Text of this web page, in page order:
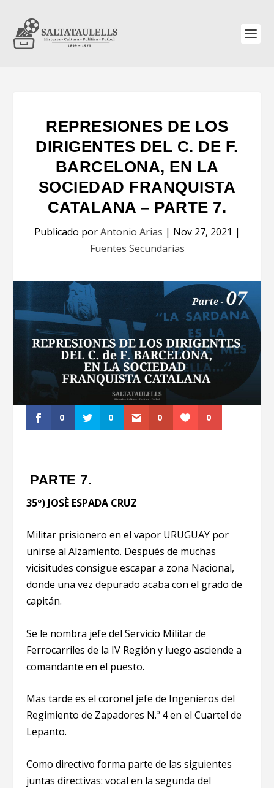
REPRESIONES DE LOS
DIRIGENTES DEL C. DE F.
BARCELONA, EN LA
SOCIEDAD FRANQUISTA
CATALANA – PARTE 7.
Publicado porAntonio Arias | Nov 27, 2021 |
Fuentes Secundarias
0 0 0 0
PARTE 7.
35º) JOSÈ ESPADA CRUZ
Militar prisionero en el vapor URUGUAY por
unirse al Alzamiento. Después de muchas
vicisitudes consigue escapar a zona Nacional,
donde una vez depurado acaba con el grado de
capitán.
Se le nombra jefe del Servicio Militar de
Ferrocarriles de la IV Región y luego asciende a
comandante en el puesto.
Mas tarde es el coronel jefe de Ingenieros del
Regimiento de Zapadores N.º 4 en el Cuartel de
Lepanto.
Como directivo forma parte de las siguientes
juntas directivas: vocal en la segunda del